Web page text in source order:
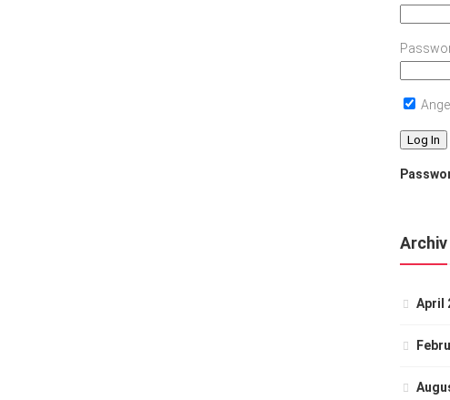
Archiv
April